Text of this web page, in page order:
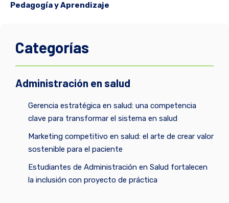
Pedagogía y Aprendizaje
Categorías
Administración en salud
Gerencia estratégica en salud: una competencia
clave para transformar el sistema en salud
Marketing competitivo en salud: el arte de crear valor
sostenible para el paciente
Estudiantes de Administración en Salud fortalecen
la inclusión con proyecto de práctica